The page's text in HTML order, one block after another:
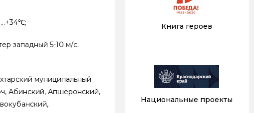
западный 5-10 м/с.
муниципальный
Абинский, Апшеронский,
Книга героев
Национальные проекты